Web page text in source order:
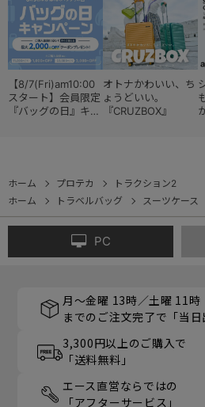
【8/7(Fri)am10:00
スタート】会員限定
『バッグの日』キャ
オトナかわいい、ち
ょうどいい。
『CRUZBOX』
ホーム プロテカ
トラクション2
ホーム
トラベルバッグ スーツケース
PC
月～金曜 13時／土曜 11時
までのご注文完了で「当日
3,300円以上のご購入で
「送料無料」
エース直営ならではの
「アフターサービス」